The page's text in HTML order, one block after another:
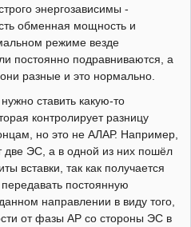
энергозависимы -
обменная мощность и
режиме везде
постоянно подравниваются, а
разные и это нормально.
ставить какую-то
контролирует разницу
но это не АЛАР. Например,
две ЭС, а в одной из них пошёл
вставки, так как получается
постоянную
направлении в виду того,
от фазы АР со стороны ЭС в